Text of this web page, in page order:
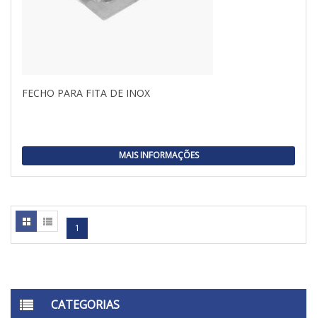
FECHO PARA FITA DE INOX
MAIS INFORMAÇÕES
1
CATEGORIAS